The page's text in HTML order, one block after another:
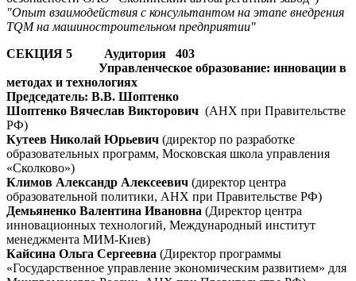
"Опыт взаимодействия с консультантом на этапе внедрения
TQM на машиностроительном предприятии"
СЕКЦИЯ 5 Аудитория 403
Управленческое образование: инновации в
методах и технологиях
Председатель: В.В. Шоптенко
Шоптенко Вячеслав Викторович (АНХ при Правительстве
РФ)
Кутеев Николай Юрьевич (директор по разработке
образовательных программ, Московская школа управления
«Сколково»)
Климов Александр Алексеевич (директор центра
образовательной политики, АНХ при Правительстве РФ)
Демьяненко Валентина Ивановна (Директор центра
инновационных технологий, Международный институт
менеджмента МИМ-Киев)
Кайсина Ольга Сергеевна (Директор программы
«Государственное управление экономическим развитием» для